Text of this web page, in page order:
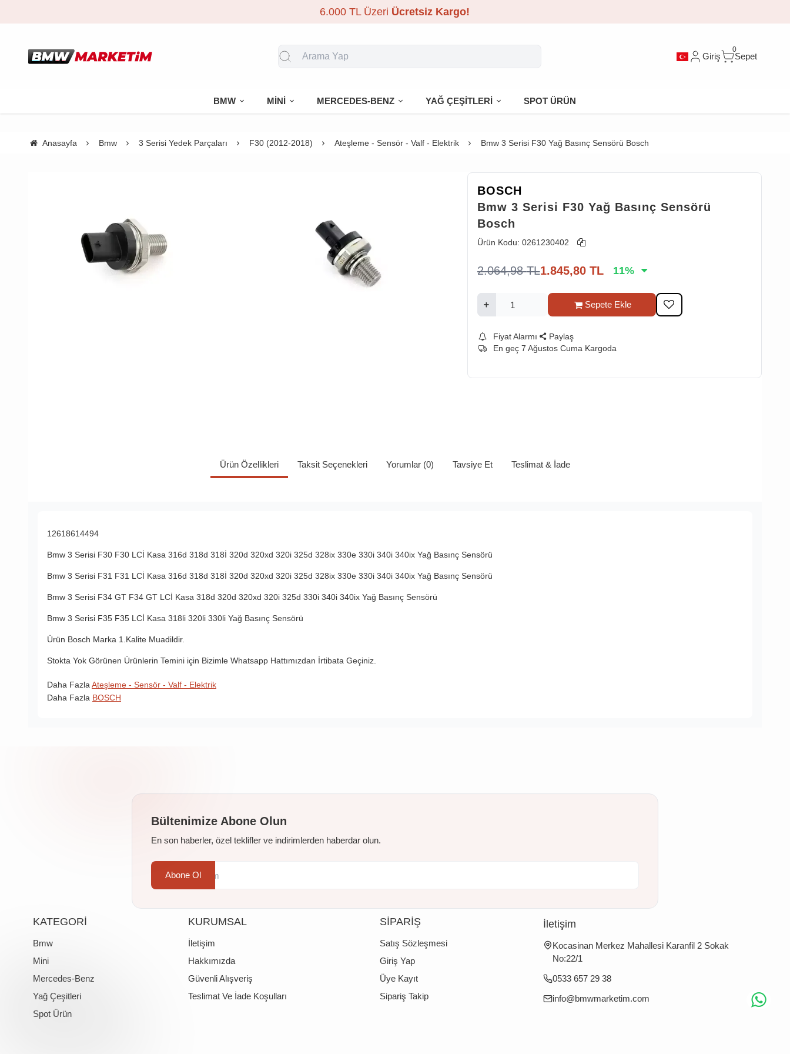
6.000 TL Üzeri Ücretsiz Kargo!
Giriş
0
Sepet
BMW MİNİ MERCEDES-BENZ YAĞ ÇEŞİTLERİ SPOT ÜRÜN
Anasayfa Bmw 3 Serisi Yedek Parçaları F30 (2012-2018) Ateşleme - Sensör - Valf - Elektrik Bmw 3 Serisi F30 Yağ Basınç Sensörü Bosch
BOSCH
Bmw 3 Serisi F30 Yağ Basınç Sensörü
Bosch
Ürün Kodu: 0261230402
2.064,98 TL1.845,80 TL 11%
Sepete Ekle
Fiyat Alarmı
Paylaş
En geç 7 Ağustos Cuma Kargoda
Ürün Özellikleri Taksit Seçenekleri Yorumlar (0) Tavsiye Et Teslimat & İade
12618614494
Bmw 3 Serisi F30 F30 LCİ Kasa 316d 318d 318İ 320d 320xd 320i 325d 328ix 330e 330i 340i 340ix Yağ Basınç Sensörü
Bmw 3 Serisi F31 F31 LCİ Kasa 316d 318d 318İ 320d 320xd 320i 325d 328ix 330e 330i 340i 340ix Yağ Basınç Sensörü
Bmw 3 Serisi F34 GT F34 GT LCİ Kasa 318d 320d 320xd 320i 325d 330i 340i 340ix Yağ Basınç Sensörü
Bmw 3 Serisi F35 F35 LCİ Kasa 318li 320li 330li Yağ Basınç Sensörü
Ürün Bosch Marka 1.Kalite Muadildir.
Stokta Yok Görünen Ürünlerin Temini için Bizimle Whatsapp Hattımızdan İrtibata Geçiniz.
Daha Fazla Ateşleme - Sensör - Valf - Elektrik
Daha Fazla BOSCH
Bültenimize Abone Olun
En son haberler, özel teklifler ve indirimlerden haberdar olun.
Abone Ol
KATEGORİ
Bmw
Mini
Mercedes-Benz
Yağ Çeşitleri
Spot Ürün
KURUMSAL
İletişim
Hakkımızda
Güvenli Alışveriş
Teslimat Ve İade Koşulları
SİPARİŞ
Satış Sözleşmesi
Giriş Yap
Üye Kayıt
Sipariş Takip
İletişim
Kocasinan Merkez Mahallesi Karanfil 2 Sokak
No:22/1
0533 657 29 38
info@bmwmarketim.com